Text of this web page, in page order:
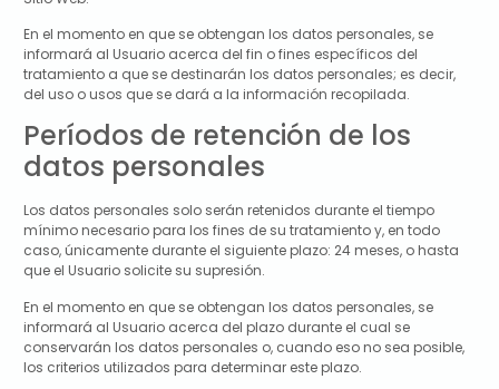
En el momento en que se obtengan los datos personales, se
informará al Usuario acerca del fin o fines específicos del
tratamiento a que se destinarán los datos personales; es decir,
del uso o usos que se dará a la información recopilada.
Períodos de retención de los
datos personales
Los datos personales solo serán retenidos durante el tiempo
mínimo necesario para los fines de su tratamiento y, en todo
caso, únicamente durante el siguiente plazo: 24 meses, o hasta
que el Usuario solicite su supresión.
En el momento en que se obtengan los datos personales, se
informará al Usuario acerca del plazo durante el cual se
conservarán los datos personales o, cuando eso no sea posible,
los criterios utilizados para determinar este plazo.